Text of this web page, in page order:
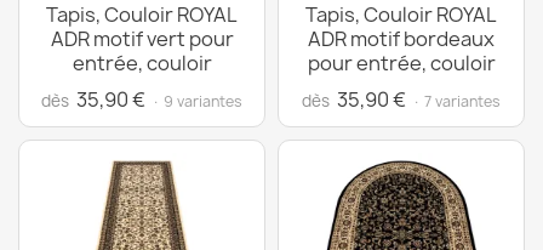
Tapis, Couloir ROYAL
ADR motif vert pour
entrée, couloir
dès 35,90 € · 9 variantes
Tapis, Couloir ROYAL
ADR motif bordeaux
pour entrée, couloir
dès 35,90 € · 7 variantes